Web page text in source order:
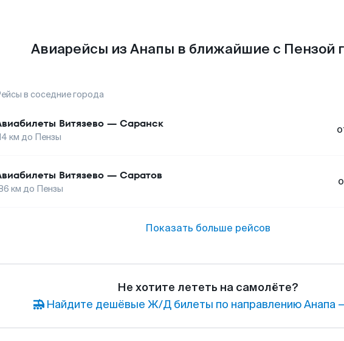
Авиарейсы из Анапы в ближайшие с Пензой
в соседние города
Витязево — Саранск
км до Пензы
Витязево — Саратов
км до Пензы
Показать больше рейсов
Не хотите лететь на самолёте?
Найдите дешёвые Ж/Д билеты по направлению Анапа